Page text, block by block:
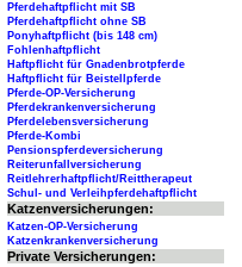
Pferdehaftpflicht mit SB
Pferdehaftpflicht ohne SB
Ponyhaftpflicht (bis 148 cm)
Fohlenhaftpflicht
Haftpflicht für Gnadenbrotpferde
Haftpflicht für Beistellpferde
Pferde-OP-Versicherung
Pferdekrankenversicherung
Pferdelebensversicherung
Pferde-Kombi
Pensionspferdeversicherung
Reiterunfallversicherung
Reitlehrerhaftpflicht/Reittherapeut
Schul- und Verleihpferdehaftpflicht
Katzenversicherungen:
Katzen-OP-Versicherung
Katzenkrankenversicherung
Private Versicherungen: